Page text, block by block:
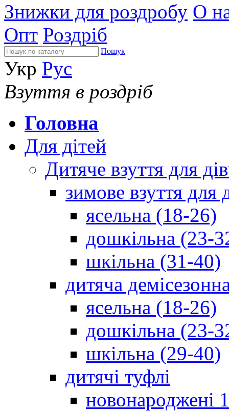
Знижки для роздробу О
Опт Роздріб
Пошук
Укр Рус
Взуття в роздріб
Головна
Для дітей
Дитяче взуття для
зимове взуття для
ясельна (18-26)
дошкільна (23-
шкільна (31-40)
дитяча
ясельна (18-26)
дошкільна (23-
шкільна (29-40)
дитячі туфлі
новонароджені